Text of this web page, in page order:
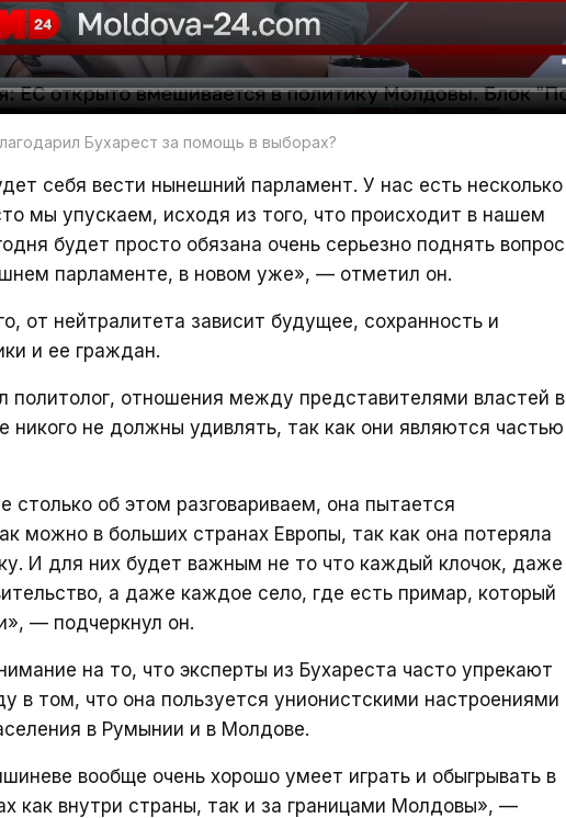
Бухарест за помощь в выборах?
себя вести нынешний парламент. У нас есть несколько
мы упускаем, исходя из того, что происходит в нашем
будет просто обязана очень серьезно поднять вопрос
парламенте, в новом уже», — отметил он.
от нейтралитета зависит будущее, сохранность и
и ее граждан.
политолог, отношения между представителями властей в
никого не должны удивлять, так как они являются частью
столько об этом разговариваем, она пытается
можно в больших странах Европы, так как она потеряла
И для них будет важным не то что каждый клочок, даже
а даже каждое село, где есть примар, который
— подчеркнул он.
на то, что эксперты из Бухареста часто упрекают
в том, что она пользуется унионистскими настроениями
в Румынии и в Молдове.
вообще очень хорошо умеет играть и обыгрывать в
как внутри страны, так и за границами Молдовы», —